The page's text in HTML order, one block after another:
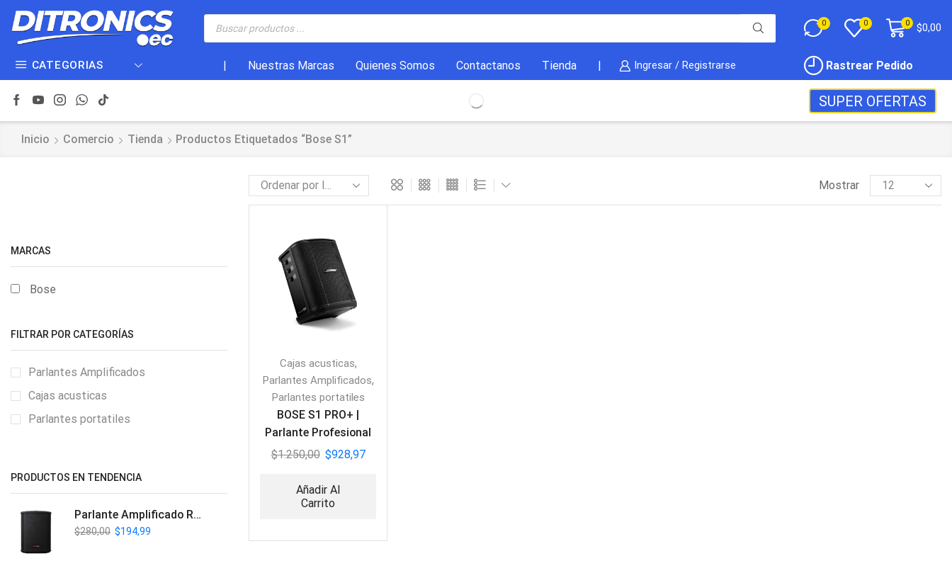
0 0 0 $0,00
CATEGORIAS Nuestras Marcas Quienes Somos Contactanos Tienda Ingresar / Registrarse Rastrear Pedido
SUPER OFERTAS
Inicio Comercio Tienda Productos Etiquetados “bose S1”
Mostrar
Cajas acusticas,
Parlantes Amplificados,
Parlantes portatiles
BOSE S1 PRO+ |
Parlante Profesional
PA Inalámbrico
$1.250,00 $928,97
Añadir Al
Carrito
MARCAS
Bose
FILTRAR POR CATEGORÍAS
Parlantes Amplificados
Cajas acusticas
Parlantes portatiles
PRODUCTOS EN TENDENCIA
Parlante Amplificado Recargable BT | Italy Audio ITL-PRO11
$280,00 $194,99